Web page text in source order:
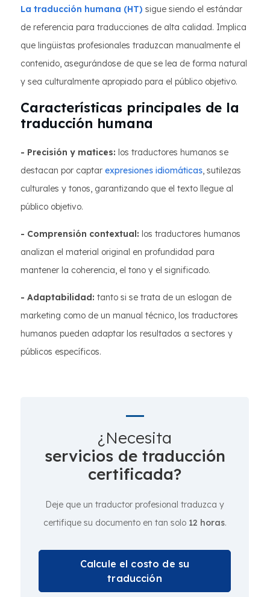
La traducción humana (HT) sigue siendo el estándar
de referencia para traducciones de alta calidad. Implica
que lingüistas profesionales traduzcan manualmente el
contenido, asegurándose de que se lea de forma natural
y sea culturalmente apropiado para el público objetivo.
Características principales de la
traducción humana
- Precisión y matices: los traductores humanos se
destacan por captar expresiones idiomáticas, sutilezas
culturales y tonos, garantizando que el texto llegue al
público objetivo.
- Comprensión contextual: los traductores humanos
analizan el material original en profundidad para
mantener la coherencia, el tono y el significado.
- Adaptabilidad: tanto si se trata de un eslogan de
marketing como de un manual técnico, los traductores
humanos pueden adaptar los resultados a sectores y
públicos específicos.
¿Necesita
servicios de traducción
certificada?
Deje que un traductor profesional traduzca y
certifique su documento en tan solo 12 horas.
Calcule el costo de su
traducción